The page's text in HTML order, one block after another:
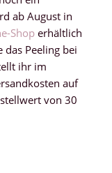
ab August in
Shoperhältlich
das Peeling bei
ihr im
auf
von 30